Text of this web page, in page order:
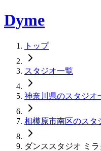
Dyme
トップ
スタジオ一覧
神奈川県のスタジオ
相模原市南区のスタ
ダンススタジオ ミ